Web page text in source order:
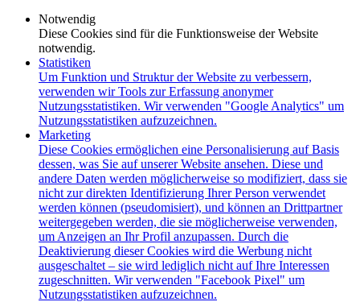
Notwendig
Diese Cookies sind für die Funktionsweise der Website
notwendig.
Statistiken
Um Funktion und Struktur der Website zu verbessern,
verwenden wir Tools zur Erfassung anonymer
Nutzungsstatistiken. Wir verwenden "Google Analytics" um
Nutzungsstatistiken aufzuzeichnen.
Marketing
Diese Cookies ermöglichen eine Personalisierung auf Basis
dessen, was Sie auf unserer Website ansehen. Diese und
andere Daten werden möglicherweise so modifiziert, dass sie
nicht zur direkten Identifizierung Ihrer Person verwendet
werden können (pseudomisiert), und können an Drittpartner
weitergegeben werden, die sie möglicherweise verwenden,
um Anzeigen an Ihr Profil anzupassen. Durch die
Deaktivierung dieser Cookies wird die Werbung nicht
ausgeschaltet – sie wird lediglich nicht auf Ihre Interessen
zugeschnitten. Wir verwenden "Facebook Pixel" um
Nutzungsstatistiken aufzuzeichnen.